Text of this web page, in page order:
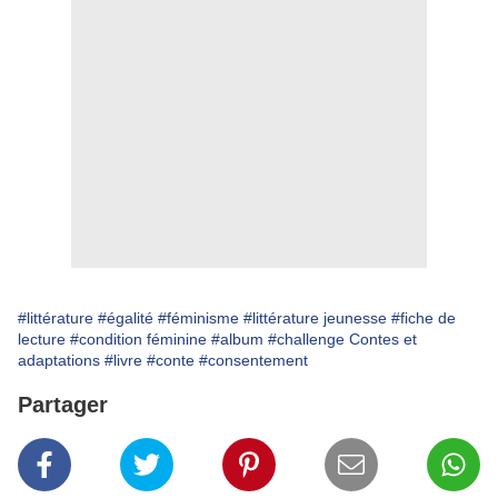
#littérature #égalité #féminisme #littérature jeunesse #fiche de
lecture #condition féminine #album #challenge Contes et
adaptations #livre #conte #consentement
Partager